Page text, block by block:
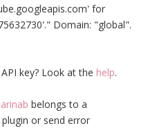
for
Domain: "global".
key? Look at the help.
belongs to a
or send error